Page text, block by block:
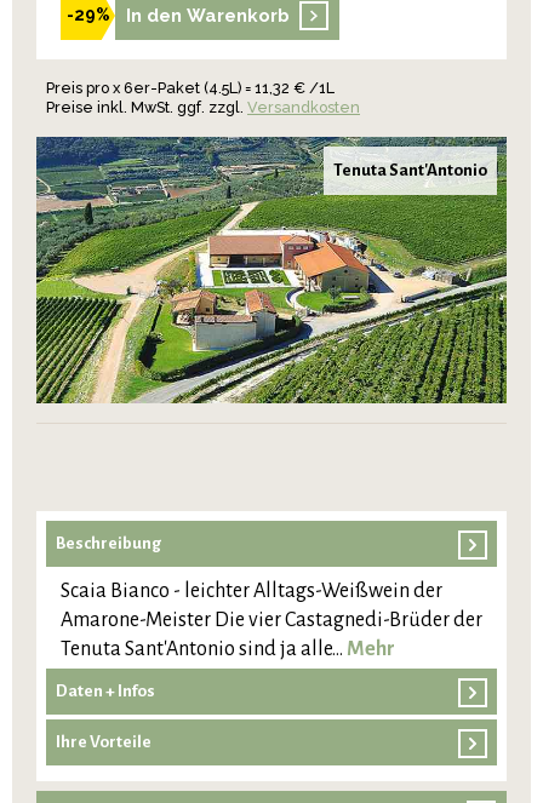
-29% In den Warenkorb
Preis pro x 6er-Paket (4.5L) = 11,32 € /1L
Preise inkl. MwSt. ggf. zzgl. Versandkosten
Tenuta Sant'Antonio
Beschreibung
Scaia Bianco - leichter Alltags-Weißwein der
Amarone-Meister Die vier Castagnedi-Brüder der
Tenuta Sant'Antonio sind ja alle… Mehr
Daten + Infos
Ihre Vorteile